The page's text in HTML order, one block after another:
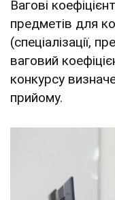
Вагові
предметів для
(спеціалізації,
ваговий
конкурсу
прийому.